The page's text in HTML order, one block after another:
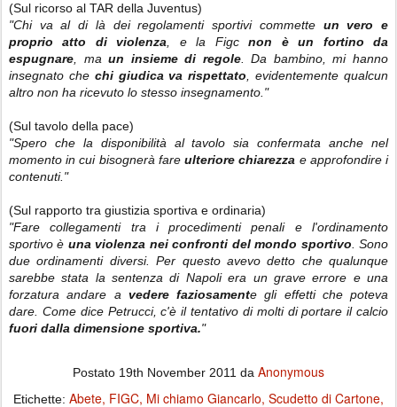
(Sul ricorso al TAR della Juventus)
"Chi va al di là dei regolamenti sportivi commette un vero e
proprio atto di violenza , e la Figcnon è un fortino da
espugnare , maun insieme di regole. Da bambino, mi hanno
insegnato che chi giudica va rispettato , evidentemente qualcun
altro non ha ricevuto lo stesso insegnamento."
(Sul tavolo della pace)
"Spero che la disponibilità al tavolo sia confermata anche nel
momento in cui bisognerà fareulteriore chiarezza e approfondire i
contenuti."
(Sul rapporto tra giustizia sportiva e ordinaria)
"Fare collegamenti tra i procedimenti penali e l'ordinamento
sportivo è una violenza nei confronti del mondo sportivo . Sono
due ordinamenti diversi. Per questo avevo detto che qualunque
sarebbe stata la sentenza di Napoli era un grave errore e una
forzatura andare a vedere faziosamente gli effetti che poteva
dare. Come dice Petrucci, c'è il tentativo di molti di portare il calcio
fuori dalla dimensione sportiva."
Postato 19th November 2011 da Anonymous
Etichette: Abete FIGC Mi chiamo Giancarlo Scudetto di Cartone